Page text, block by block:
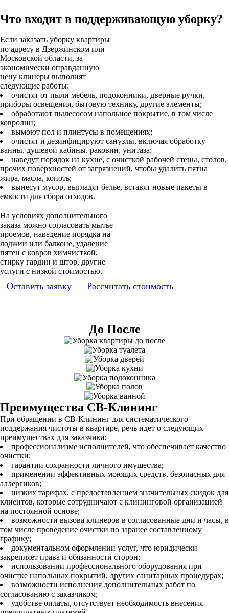
Что входит в поддерживающую уборку?
Если заказать уборку квартиры
по адресу в Дзержинском или
Московской области, за
экономически оправданную
цену клинеры выполнят
следующие работы:
очистят от пыли мебель, подоконники, дверные ручки,
приборы освещения, бытовую технику, другие элементы;
обработают пылесосом напольное покрытие, в том числе
ковролин;
вымоют пол и плинтусы в помещениях;
очистят и дезинфицируют санузлы, включая обработку
ванны, душевой кабины, раковин, унитаза;
наведут порядок на кухне, с очисткой рабочей стены, столов,
прочих поверхностей от загрязнений, чтобы удалить пятна
жира, масла, копоть;
вынесут мусор, выгладят белье, вставят новые пакеты в
емкости для сбора отходов.
На условиях дополнительного
заказа можно согласовать мытье
проемов, наведение порядка на
лоджии или балконе, удаление
пятен с ковров химчисткой,
стирку гардин и штор, другие
услуги с низкой стоимостью.
Оставить заявку Рассчитать стоимость
До После
Преимущества СВ-Клининг
При обращении в СВ-Клининг для систематического
поддержания чистоты в квартире, речь идет о следующих
преимуществах для заказчика:
профессионализме исполнителей, что обеспечивает качество
очистки;
гарантии сохранности личного имущества;
применении эффективных моющих средств, безопасных для
аллергиков;
низких тарифах, с предоставлением значительных скидок для
клиентов, которые сотрудничают с клининговой организацией
на постоянной основе;
возможности вызова клинеров в согласованные дни и часы, в
том числе проведение очистки по заранее составленному
графику;
документальном оформлении услуг, что юридически
закрепляет права и обязанности сторон;
использовании профессионального оборудования при
очистке напольных покрытий, других санитарных процедурах;
возможности исполнения дополнительных работ по
согласованию с заказчиком;
удобстве оплаты, отсутствует необходимость внесения